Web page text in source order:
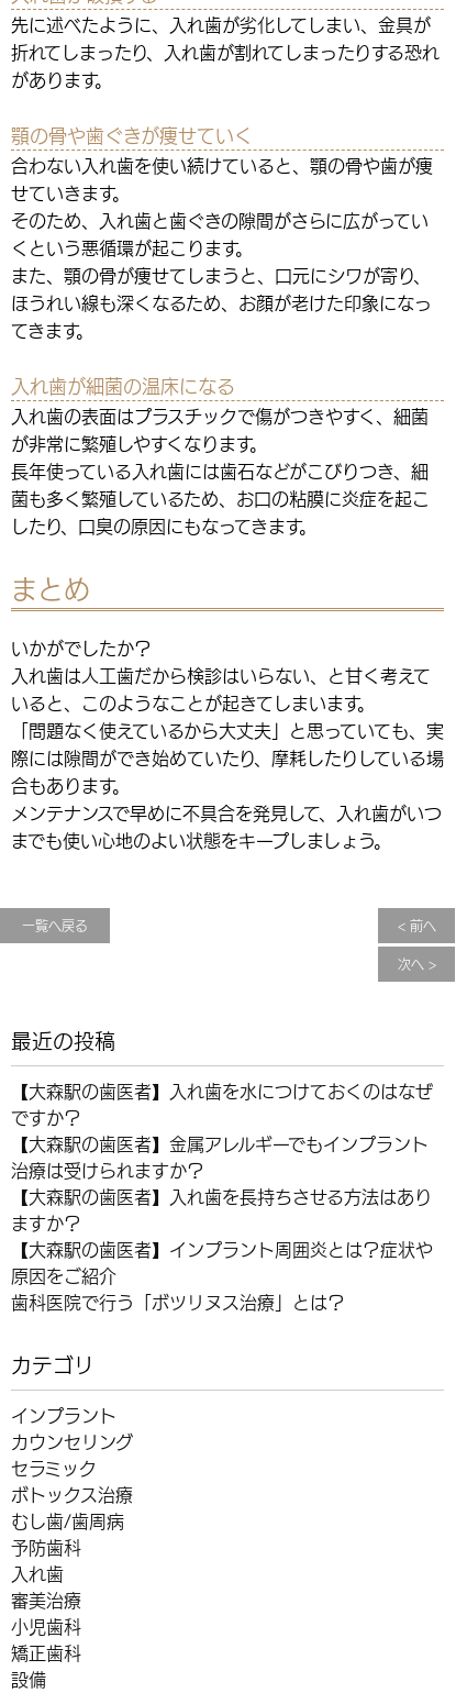
先に述べたように、入れ歯が劣化してしまい、金具が
折れてしまったり、入れ歯が割れてしまったりする恐れ
があります。
顎の骨や歯ぐきが痩せていく
合わない入れ歯を使い続けていると、顎の骨や歯が痩
せていきます。
そのため、入れ歯と歯ぐきの隙間がさらに広がってい
くという悪循環が起こります。
また、顎の骨が痩せてしまうと、口元にシワが寄り、
ほうれい線も深くなるため、お顔が老けた印象になっ
てきます。
入れ歯が細菌の温床になる
入れ歯の表面はプラスチックで傷がつきやすく、細菌
が非常に繁殖しやすくなります。
長年使っている入れ歯には歯石などがこびりつき、細
菌も多く繁殖しているため、お口の粘膜に炎症を起こ
したり、口臭の原因にもなってきます。
まとめ
いかがでしたか？
入れ歯は人工歯だから検診はいらない、と甘く考えて
いると、このようなことが起きてしまいます。
「問題なく使えているから大丈夫」と思っていても、実
際には隙間ができ始めていたり、摩耗したりしている場
合もあります。
メンテナンスで早めに不具合を発見して、入れ歯がいつ
までも使い心地のよい状態をキープしましょう。
一覧へ戻る
< 前へ
次へ >
最近の投稿
【大森駅の歯医者】入れ歯を水につけておくのはなぜ
ですか？
【大森駅の歯医者】金属アレルギーでもインプラント
治療は受けられますか？
【大森駅の歯医者】入れ歯を長持ちさせる方法はあり
ますか？
【大森駅の歯医者】インプラント周囲炎とは？症状や
原因をご紹介
歯科医院で行う「ボツリヌス治療」とは？
カテゴリ
インプラント
カウンセリング
セラミック
ボトックス治療
むし歯/歯周病
予防歯科
入れ歯
審美治療
小児歯科
矯正歯科
設備